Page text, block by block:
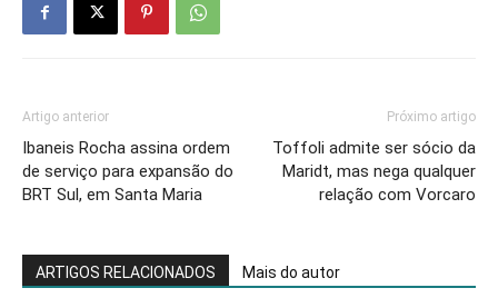
Artigo anterior
Ibaneis Rocha assina ordem
de serviço para expansão do
BRT Sul, em Santa Maria
Próximo artigo
Toffoli admite ser sócio da
Maridt, mas nega qualquer
relação com Vorcaro
ARTIGOS RELACIONADOS Mais do autor